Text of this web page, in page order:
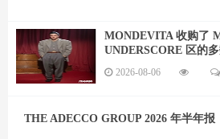
MONDEVITA 收购了
UNDERSCORE 区的
奢侈品平台的第二步
2026-08-06
THE ADECCO GROUP 2026 年半年报